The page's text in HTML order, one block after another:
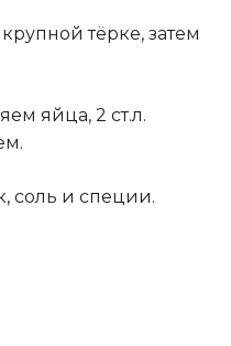
тёрке, затем
яйца, 2 ст.л.
соль и специи.